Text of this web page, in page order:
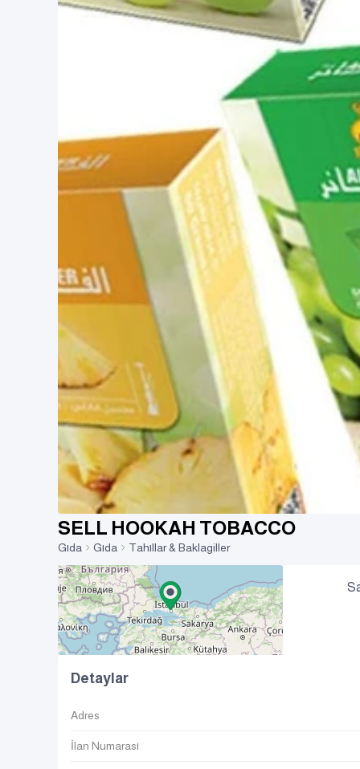
SELL HOOKAH TOBACCO
Gıda Gıda Tahıllar & Baklagiller
Detaylar
Adres
İlan Numarası